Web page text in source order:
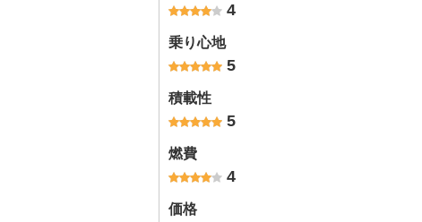
4
乗り心地
5
積載性
5
燃費
4
価格